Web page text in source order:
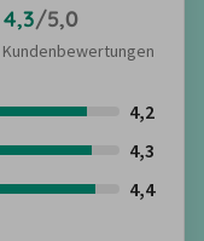
4,3/5,0
Kundenbewertungen
4,2
4,3
4,4